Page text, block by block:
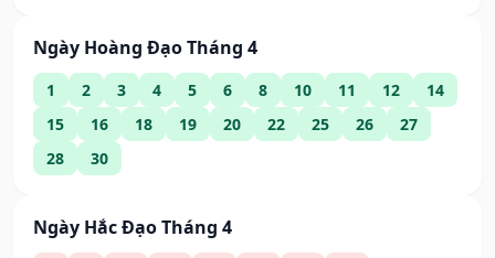
Ngày Hoàng Đạo Tháng 4
1 2 3 4 5 6 8 10 11 12
14
15
16 18 19 20 22 25 26
27
28
30
Ngày Hắc Đạo Tháng 4